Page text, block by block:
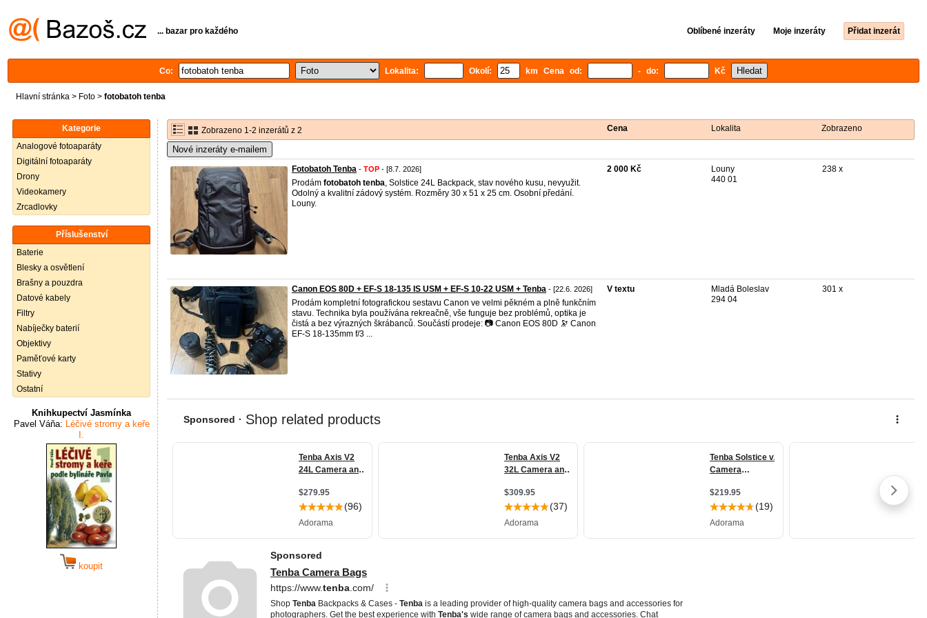
... bazar pro každého Oblíbené inzeráty Moje inzeráty Přidat inzerát
Co: Lokalita: Okolí: km Cena od: - do: Kč
Hlavní stránka > Foto > fotobatoh tenba
Kategorie
Analogové fotoaparáty
Digitální fotoaparáty
Drony
Videokamery
Zrcadlovky
Příslušenství
Baterie
Blesky a osvětlení
Brašny a pouzdra
Datové kabely
Filtry
Nabíječky baterií
Objektivy
Paměťové karty
Stativy
Ostatní
Knihkupectví Jasmínka
Pavel Váňa: Léčivé stromy a keře
I.
koupit
Zobrazeno 1-2 inzerátů z 2 Cena Lokalita Zobrazeno
Nové inzeráty e-mailem
Fotobatoh Tenba - TOP - [8.7. 2026]
Prodám fotobatoh tenba, Solstice 24L Backpack, stav nového kusu, nevyužit.
Odolný a kvalitní zádový systém. Rozměry 30 x 51 x 25 cm. Osobní předání.
Louny.
2 000 Kč
Louny
440 01
238 x
Canon EOS 80D + EF-S 18-135 IS USM + EF-S 10-22 USM + Tenba - [22.6. 2026]
Prodám kompletní fotografickou sestavu Canon ve velmi pěkném a plně funkčním
stavu. Technika byla používána rekreačně, vše funguje bez problémů, optika je
čistá a bez výrazných škrábanců. Součástí prodeje: 📷 Canon EOS 80D 🔭 Canon
EF-S 18-135mm f/3 ...
V textu
Mladá Boleslav
294 04
301 x